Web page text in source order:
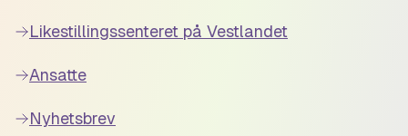
Likestillingssenteret på Vestlandet
Ansatte
Nyhetsbrev